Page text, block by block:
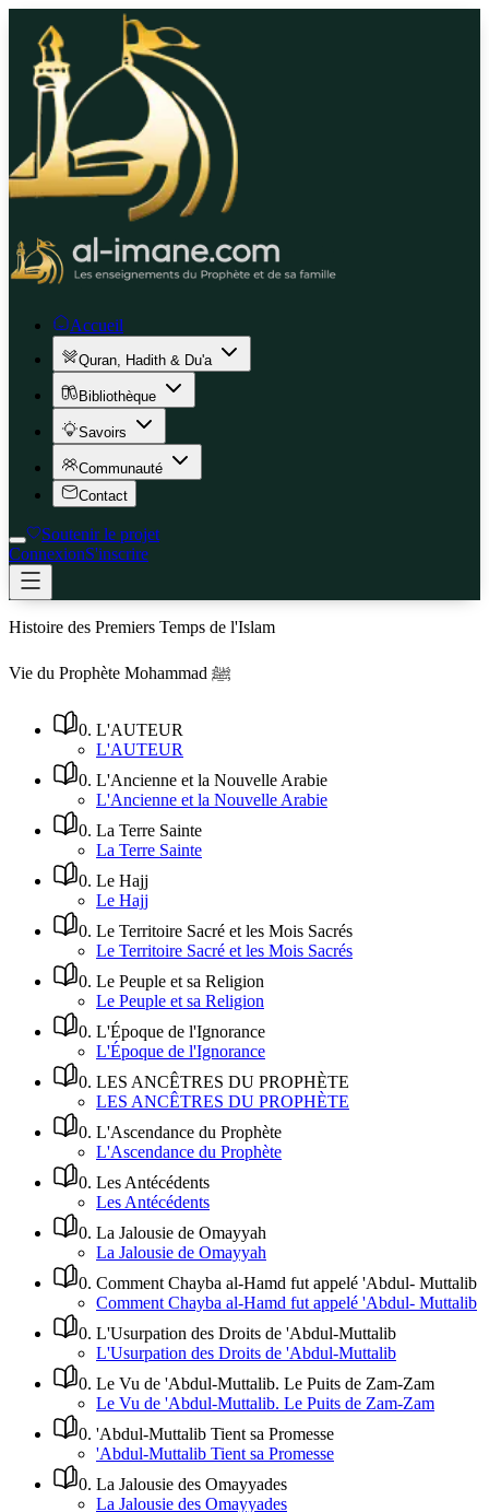
Accueil
Quran, Hadith & Du'a
Bibliothèque
Savoirs
Communauté
Contact
Soutenir le projet
ConnexionS'inscrire
Histoire des Premiers Temps de l'Islam
Vie du Prophète Mohammad ﷺ
0. L'AUTEUR
L'AUTEUR
0. L'Ancienne et la Nouvelle Arabie
L'Ancienne et la Nouvelle Arabie
0. La Terre Sainte
La Terre Sainte
0. Le Hajj
Le Hajj
0. Le Territoire Sacré et les Mois Sacrés
Le Territoire Sacré et les Mois Sacrés
0. Le Peuple et sa Religion
Le Peuple et sa Religion
0. L'Époque de l'Ignorance
L'Époque de l'Ignorance
0. LES ANCÊTRES DU PROPHÈTE
LES ANCÊTRES DU PROPHÈTE
0. L'Ascendance du Prophète
L'Ascendance du Prophète
0. Les Antécédents
Les Antécédents
0. La Jalousie de Omayyah
La Jalousie de Omayyah
0. Comment Chayba al-Hamd fut appelé 'Abdul- Muttalib
Comment Chayba al-Hamd fut appelé 'Abdul- Muttalib
0. L'Usurpation des Droits de 'Abdul-Muttalib
L'Usurpation des Droits de 'Abdul-Muttalib
0. Le Vu de 'Abdul-Muttalib. Le Puits de Zam-Zam
Le Vu de 'Abdul-Muttalib. Le Puits de Zam-Zam
0. 'Abdul-Muttalib Tient sa Promesse
'Abdul-Muttalib Tient sa Promesse
0. La Jalousie des Omayyades
La Jalousie des Omayyades